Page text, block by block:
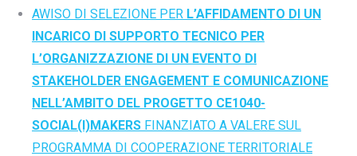
AWISO DI SELEZIONE PER L’AFFIDAMENTO DI UN
INCARICO DI SUPPORTO TECNICO PER
L’ORGANIZZAZIONE DI UN EVENTO DI
STAKEHOLDER ENGAGEMENT E COMUNICAZIONE
NELL’AMBITO DEL PROGETTO CE1040-
SOCIAL(l)MAKERS FINANZIATO A VALERE SUL
PROGRAMMA DI COOPERAZIONE TERRITORIALE